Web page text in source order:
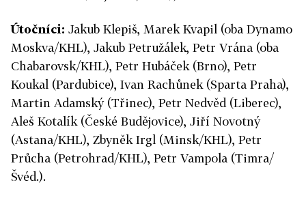
Útočníci: Jakub Klepiš, Marek Kvapil (oba Dynamo
Moskva/KHL), Jakub Petružálek, Petr Vrána (oba
Chabarovsk/KHL), Petr Hubáček (Brno), Petr
Koukal (Pardubice), Ivan Rachůnek (Sparta Praha),
Martin Adamský (Třinec), Petr Nedvěd (Liberec),
Aleš Kotalík (České Budějovice), Jiří Novotný
(Astana/KHL), Zbyněk Irgl (Minsk/KHL), Petr
Průcha (Petrohrad/KHL), Petr Vampola (Timra/
Švéd.).